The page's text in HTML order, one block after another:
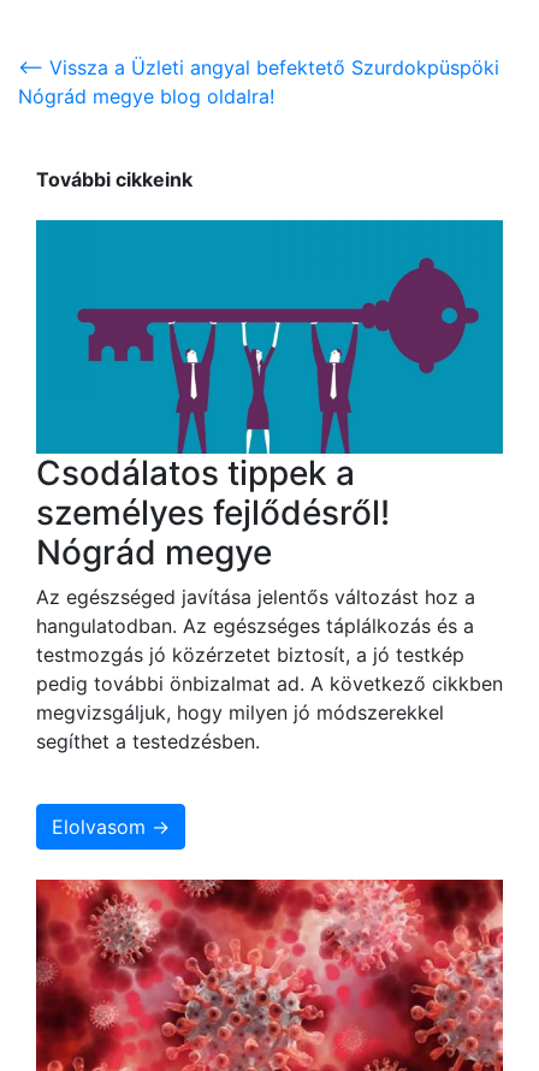
<-- Vissza a Üzleti angyal befektető Szurdokpüspöki
Nógrád megye blog oldalra!
További cikkeink
Csodálatos tippek a
személyes fejlődésről!
Nógrád megye
Az egészséged javítása jelentős változást hoz a
hangulatodban. Az egészséges táplálkozás és a
testmozgás jó közérzetet biztosít, a jó testkép
pedig további önbizalmat ad. A következő cikkben
megvizsgáljuk, hogy milyen jó módszerekkel
segíthet a testedzésben.
Elolvasom →